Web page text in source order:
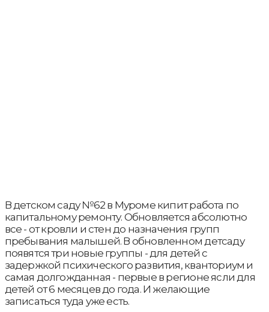
В детском саду №62 в Муроме кипит работа по
капитальному ремонту. Обновляется абсолютно
все - от кровли и стен до назначения групп
пребывания малышей. В обновленном детсаду
появятся три новые группы - для детей с
задержкой психического развития, кванториум и
самая долгожданная - первые в регионе ясли для
детей от 6 месяцев до года. И желающие
записаться туда уже есть.